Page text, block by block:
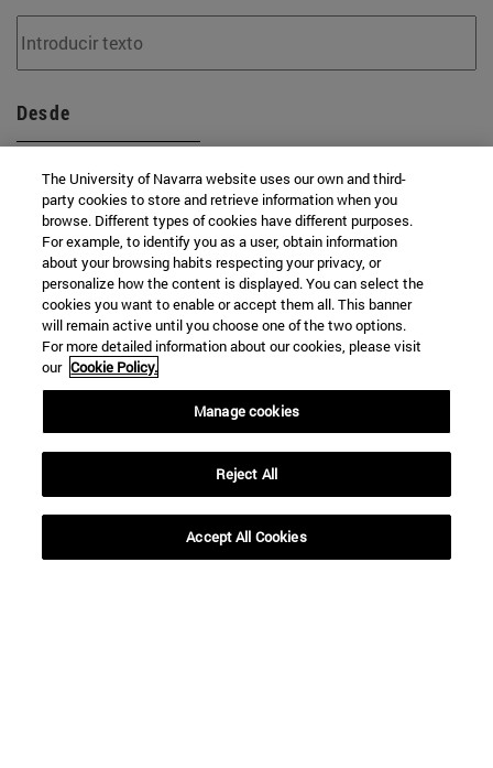
Desde
Hasta
The University of Navarra website uses our own and third-
party cookies to store and retrieve information when you
browse. Different types of cookies have different purposes.
For example, to identify you as a user, obtain information
about your browsing habits respecting your privacy, or
personalize how the content is displayed. You can select the
cookies you want to enable or accept them all. This banner
will remain active until you choose one of the two options.
For more detailed information about our cookies, please visit
our Cookie Policy.
Manage cookies
Reject All
Accept All Cookies